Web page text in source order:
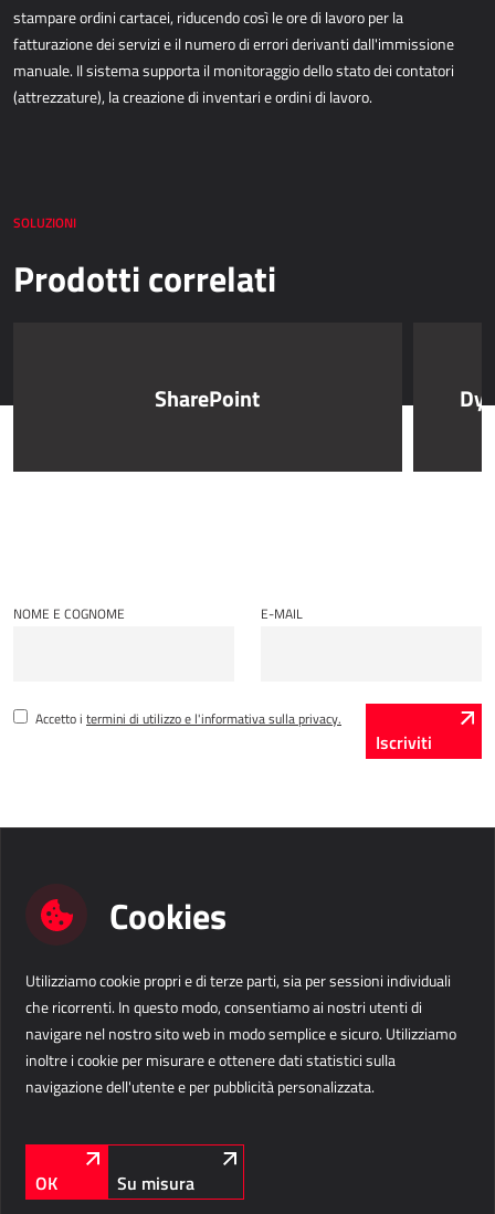
stampare ordini cartacei, riducendo così le ore di lavoro per la
fatturazione dei servizi e il numero di errori derivanti dall'immissione
manuale. Il sistema supporta il monitoraggio dello stato dei contatori
(attrezzature), la creazione di inventari e ordini di lavoro.
SOLUZIONI
Prodotti correlati
SharePoint
NOME E COGNOME E-MAIL
Accetto i termini di utilizzo e l'informativa sulla privacy.
Iscriviti
Contattaci
Business Solutions IT s.r.l.
Via Divisione Julia 60/E
33042 Buttrio (UD)
info@b-s.eu
+39 376 1313 303
LinkedIn Instagram
Cookies
Utilizziamo cookie propri e di terze parti, sia per sessioni individuali
che ricorrenti. In questo modo, consentiamo ai nostri utenti di
navigare nel nostro sito web in modo semplice e sicuro. Utilizziamo
inoltre i cookie per misurare e ottenere dati statistici sulla
navigazione dell'utente e per pubblicità personalizzata.
OK Su misura